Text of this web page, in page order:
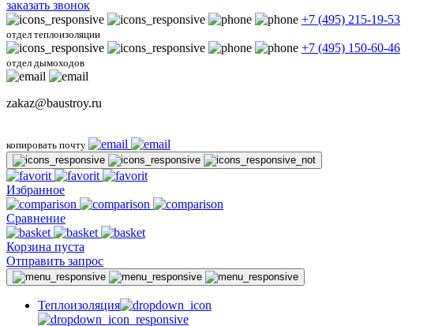
заказать звонок
+7 (495) 215-19-53
отдел теплоизоляции
+7 (495) 150-60-46
отдел дымоходов
zakaz@baustroy.ru
копировать почту
Избранное
Сравнение
Корзина пуста
Отправить запрос
Теплоизоляция